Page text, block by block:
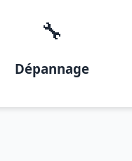
🔧
Dépannage